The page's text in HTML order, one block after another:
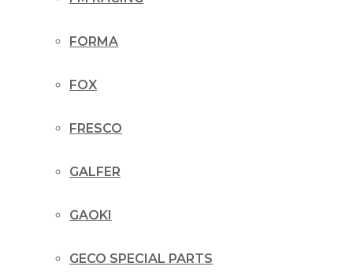
FORMA
FOX
FRESCO
GALFER
GAOKI
GECO SPECIAL PARTS